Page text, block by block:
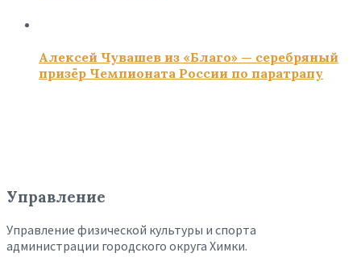
Алексей Чувашев из «Благо» — серебряный
призёр Чемпионата России по паратрапу
Управление
Управление физической культуры и спорта
администрации городского округа Химки.